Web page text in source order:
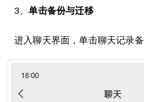
3、单击备份与迁移
进入聊天界面，单击聊天记录备